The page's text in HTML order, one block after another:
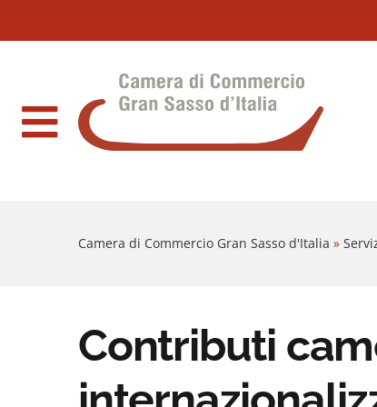
Vai al Contenuto principale della pagina
Vai al footer
Camera di Commercio Gran Sasso
Camera di Commercio Gran Sasso d'Italia »
Contributi